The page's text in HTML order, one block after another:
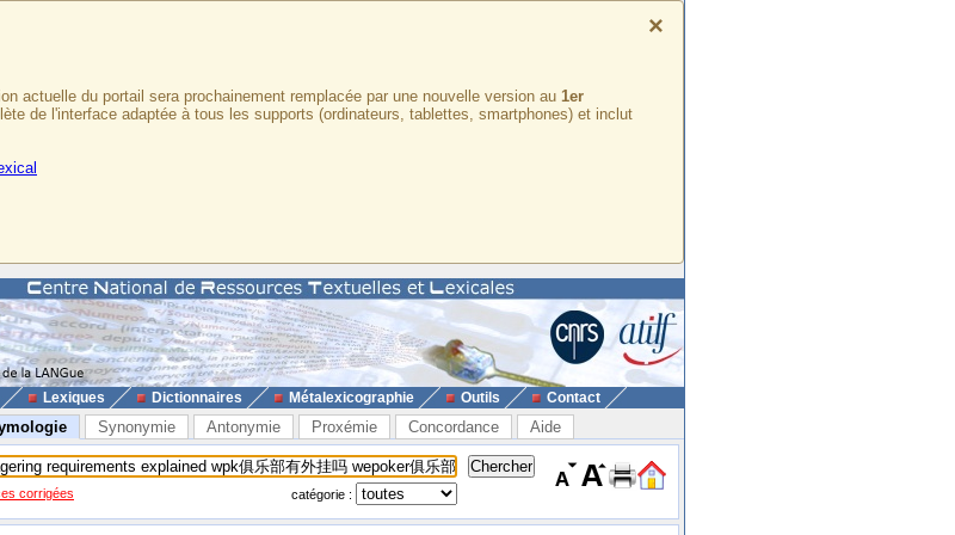
×
actuelle du portail sera prochainement remplacée par une nouvelle version au 1er
de l'interface adaptée à tous les supports (ordinateurs, tablettes, smartphones) et inclut
Lexiques Dictionnaires Métalexicographie Outils Contact
Synonymie Antonymie Proxémie Concordance Aide
corrigées catégorie :